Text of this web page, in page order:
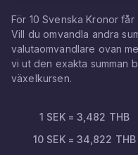
För 10 Svenska Kronor får
Vill du omvandla andra
valutaomvandlare ovan
vi ut den exakta summan
växelkursen.
1 SEK= 3,482 THB
10 SEK= 34,822 THB